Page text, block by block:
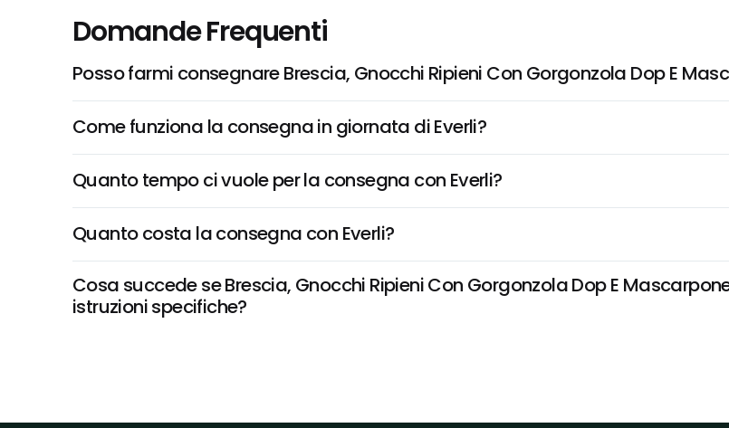
Domande Frequenti
Posso farmi consegnare Brescia, Gnocchi Ripieni Con Gorgonzola Dop E
Come funziona la consegna in giornata di Everli?
Quanto tempo ci vuole per la consegna con Everli?
Quanto costa la consegna con Everli?
Cosa succede se Brescia, Gnocchi Ripieni Con Gorgonzola Dop E
istruzioni specifiche?